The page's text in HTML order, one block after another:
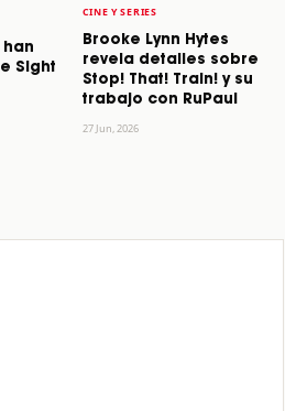
han
Sight
CINE Y SERIES
Brooke Lynn Hytes
revela detalles sobre
Stop! That! Train! y su
trabajo con RuPaul
27 Jun, 2026